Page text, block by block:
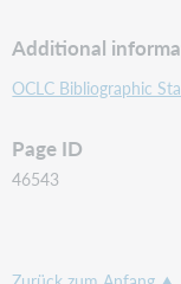
Additional
OCLC Bibliographic
Page ID
46543